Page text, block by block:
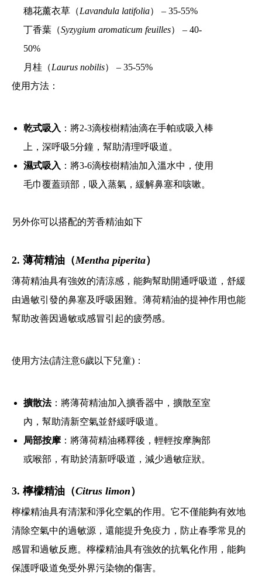
穗花薰衣草（Lavandula latifolia）
– 35-55%
丁香葉（Syzygium aromaticum feuilles）
– 40-
50%
月桂（Laurus nobilis）
– 35-55%
使用方法：
乾式吸入 ：將2-3滴桉樹精油滴在手帕或吸入棒
上，深呼吸5分鐘，幫助清理呼吸道。
濕式吸入 ：將3-6滴桉樹精油加入溫水中，使用
毛巾覆蓋頭部，吸入蒸氣，緩解鼻塞和咳嗽。
另外你可以搭配的芳香精油如下
2. 薄荷精油（Mentha piperita）
薄荷精油具有強效的清涼感，能夠幫助開通呼吸道，舒緩
由過敏引發的鼻塞及呼吸困難。薄荷精油的提神作用也能
幫助改善因過敏或感冒引起的疲勞感。
使用方法(請注意6歲以下兒童)：
擴散法：將薄荷精油加入擴香器中，擴散至室
內，幫助清新空氣並舒緩呼吸道。
局部按摩 ：將薄荷精油稀釋後，輕輕按摩胸部
或喉部，有助於清新呼吸道，減少過敏症狀。
3. 檸檬精油（Citrus limon）
檸檬精油具有清潔和淨化空氣的作用。它不僅能夠有效地
清除空氣中的過敏源，還能提升免疫力，防止春季常見的
感冒和過敏反應。檸檬精油具有強效的抗氧化作用，能夠
保護呼吸道免受外界污染物的傷害。